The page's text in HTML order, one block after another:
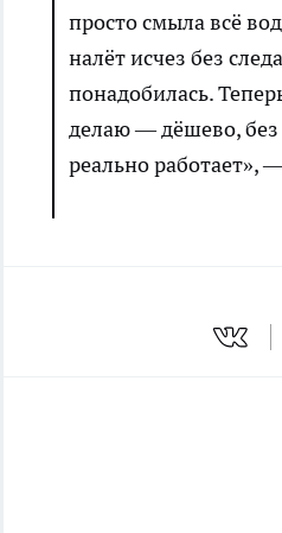
просто смыла всё
налёт исчез без
понадобилась.
делаю — дёшево, без
реально работает»,